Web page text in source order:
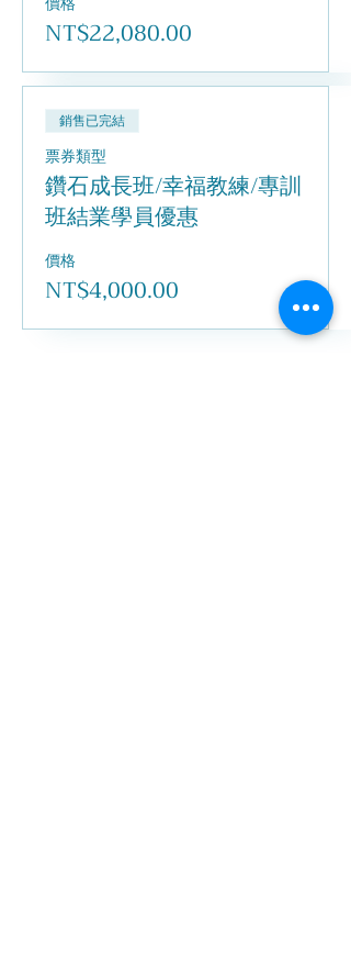
NT$22,080.00
銷售已完結
票券類型
鑽石成長班/幸福教練/專訓
班結業學員優惠
價格
NT$4,000.00